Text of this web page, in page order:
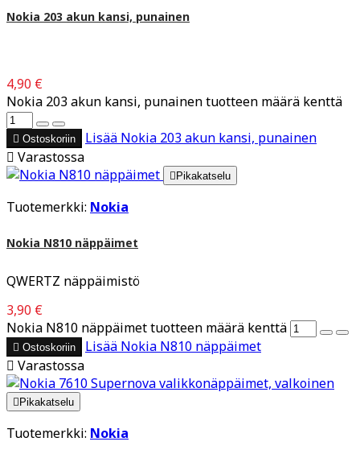
Nokia 203 akun kansi, punainen
4,90 €
Nokia 203 akun kansi, punainen tuotteen määrä kenttä
 Ostoskoriin Lisää Nokia 203 akun kansi, punainen
 Varastossa
 Pikakatselu
Tuotemerkki: Nokia
Nokia N810 näppäimet
QWERTZ näppäimistö
3,90 €
Nokia N810 näppäimet tuotteen määrä kenttä
 Ostoskoriin Lisää Nokia N810 näppäimet
 Varastossa
Pikakatselu
Tuotemerkki: Nokia